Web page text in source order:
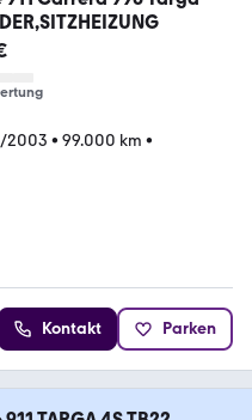
2003 • 99.000 km •
Kontakt Parken